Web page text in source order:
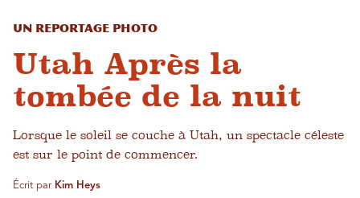
Un reportage photo
Utah Après la
tombée de la nuit
Lorsque le soleil se couche à Utah, un spectacle céleste
est sur le point de commencer.
Écrit par Kim Heys